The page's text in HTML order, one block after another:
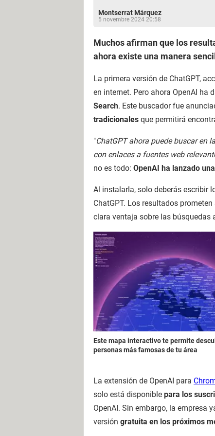
Montserrat Márquez
5 novembre 2024 20:58
Muchos afirman que los
ahora existe una manera
La primera versión de ChatGPT,
en internet. Pero ahora OpenAI ha
Search. Este buscador fue
tradicionales que permitirá
"ChatGPT ahora puede buscar en
con enlaces a fuentes web
no es todo: OpenAI ha lanzado
Al instalarla, solo deberás escribir
ChatGPT. Los resultados prometen
clara ventaja sobre las búsquedas
Este mapa interactivo te permite
personas más famosas de tu área
La extensión de OpenAI para
solo está disponible para los
OpenAI. Sin embargo, la empresa
versión gratuita en los próximos